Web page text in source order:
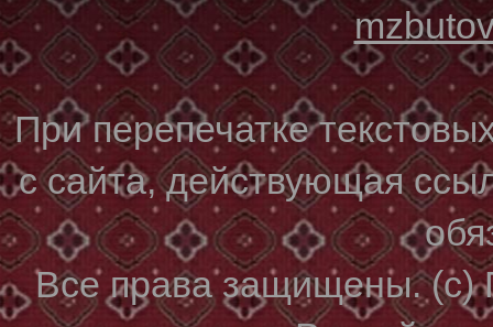
При перепечатке
с сайта, действующая
Все права защищены. (с)